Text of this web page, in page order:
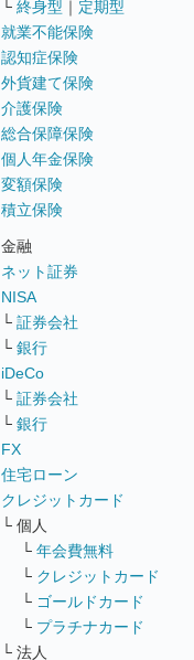
└ 終身型 ｜ 定期型
就業不能保険
認知症保険
外貨建て保険
介護保険
総合保障保険
個人年金保険
変額保険
積立保険
金融
ネット証券
NISA
└ 証券会社
└ 銀行
iDeCo
└ 証券会社
└ 銀行
FX
住宅ローン
クレジットカード
└ 個人
└ 年会費無料
└ クレジットカード
└ ゴールドカード
└ プラチナカード
└ 法人